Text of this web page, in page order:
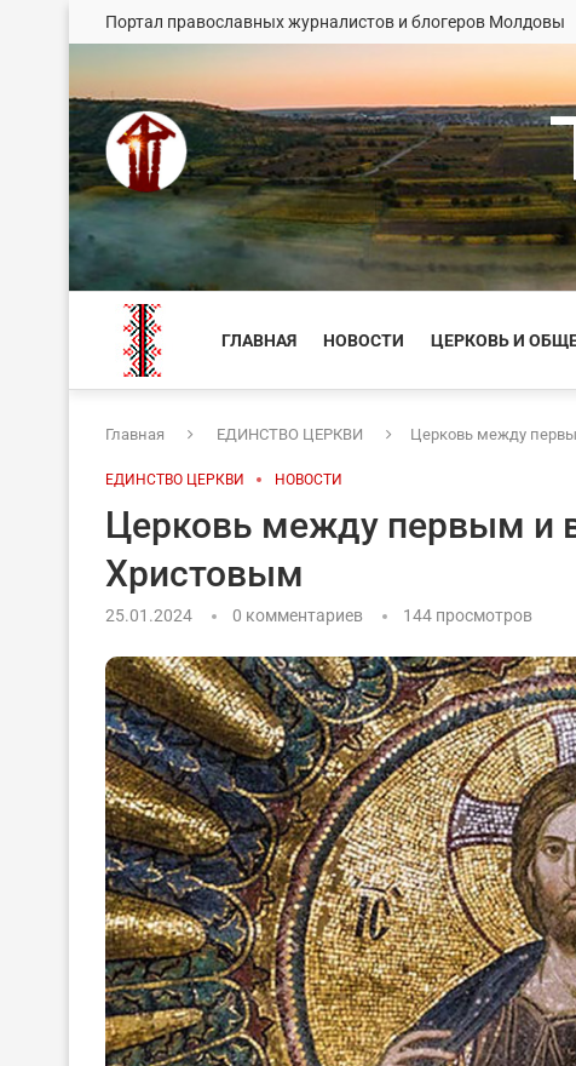
Портал православных журналистов и блогеров Молдовы
ГЛАВНАЯ НОВОСТИ ЦЕРКОВЬ И
Главная ЕДИНСТВО ЦЕРКВИ Церковь между
ЕДИНСТВО ЦЕРКВИ НОВОСТИ
Церковь между первым и
Христовым
25.01.2024 0 комментариев 144 просмотров